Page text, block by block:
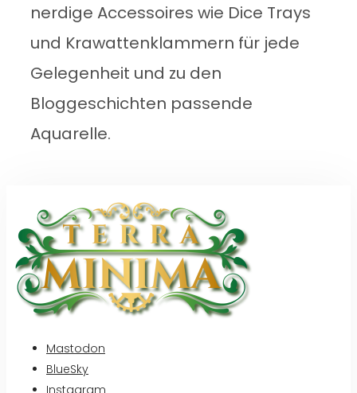
nerdige Accessoires wie Dice Trays
und Krawattenklammern für jede
Gelegenheit und zu den
Bloggeschichten passende
Aquarelle.
Mastodon
BlueSky
Instagram